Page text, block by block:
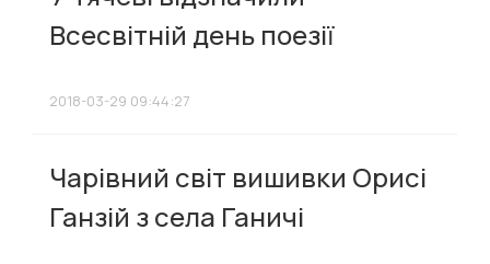
Всесвітній день поезії
2018-03-29 09:44:27
Чарівний світ вишивки Орисі
Ганзій з села Ганичі